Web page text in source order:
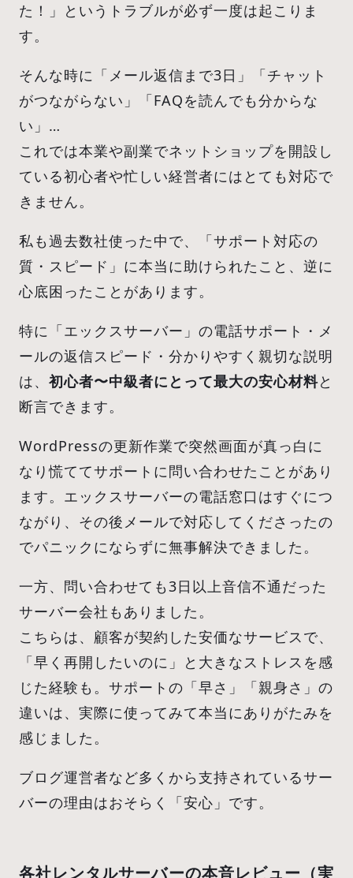
た！」というトラブルが必ず一度は起こりま
す。
そんな時に「メール返信まで3日」「チャット
がつながらない」「FAQを読んでも分からな
い」…
これでは本業や副業でネットショップを開設し
ている初心者や忙しい経営者にはとても対応で
きません。
私も過去数社使った中で、「サポート対応の
質・スピード」に本当に助けられたこと、逆に
心底困ったことがあります。
特に「エックスサーバー」の電話サポート・メ
ールの返信スピード・分かりやすく親切な説明
は、 初心者〜中級者にとって最大の安心材料と
断言できます。
WordPressの更新作業で突然画面が真っ白に
なり慌ててサポートに問い合わせたことがあり
ます。エックスサーバーの電話窓口はすぐにつ
ながり、その後メールで対応してくださったの
でパニックにならずに無事解決できました。
一方、問い合わせても3日以上音信不通だった
サーバー会社もありました。
こちらは、顧客が契約した安価なサービスで、
「早く再開したいのに」と大きなストレスを感
じた経験も。サポートの「早さ」「親身さ」の
違いは、実際に使ってみて本当にありがたみを
感じました。
ブログ運営者など多くから支持されているサー
バーの理由はおそらく「安心」です。
各社レンタルサーバーの本音レビュー（実